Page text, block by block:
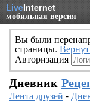
LiveInternet
мобильная версия
Вы были
страницы.
Авторизация
Дневник
Лента друзей -